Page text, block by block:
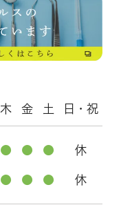
木 金 土 日・祝
● ● ● 休
● ● ● 休